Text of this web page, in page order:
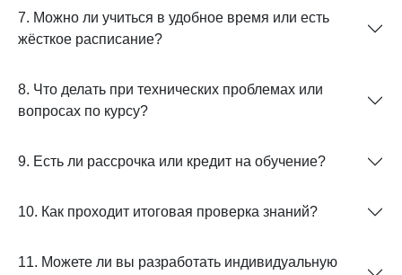
7. Можно ли учиться в удобное время или есть
жёсткое расписание?
8. Что делать при технических проблемах или
вопросах по курсу?
9. Есть ли рассрочка или кредит на обучение?
10. Как проходит итоговая проверка знаний?
11. Можете ли вы разработать индивидуальную